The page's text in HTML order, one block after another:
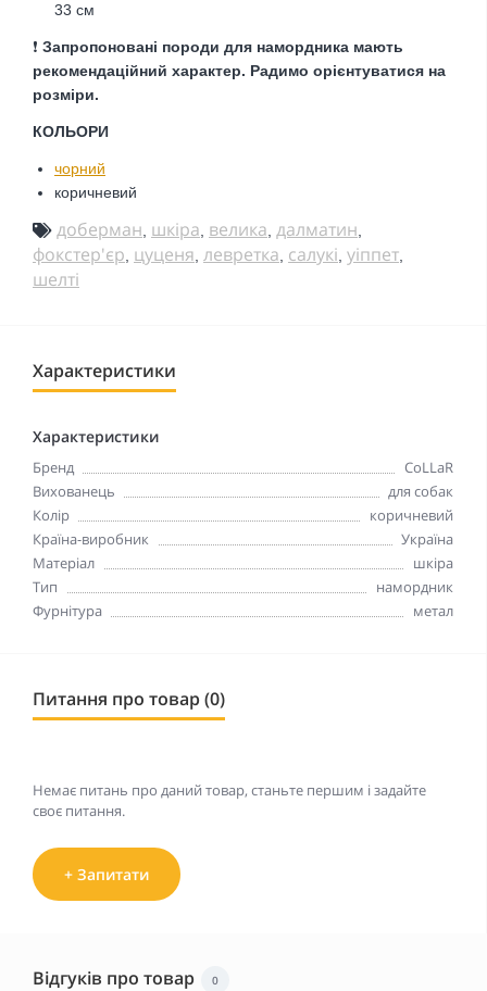
33 см
❗️ Запропоновані породи для намордника мають
рекомендаційний характер. Радимо орієнтуватися на
розміри.
КОЛЬОРИ
чорний
коричневий
доберман шкіра велика далматин
фокстер'єр цуценя левретка салукі уіппет
шелті
Характеристики
Характеристики
Бренд
CoLLaR
Вихованець
для собак
Колір
коричневий
Країна-виробник
Україна
Матеріал
шкіра
Тип
намордник
Фурнітура
метал
Питання про товар (0)
Немає питань про даний товар, станьте першим і задайте
своє питання.
+ Запитати
Відгуків про товар 0